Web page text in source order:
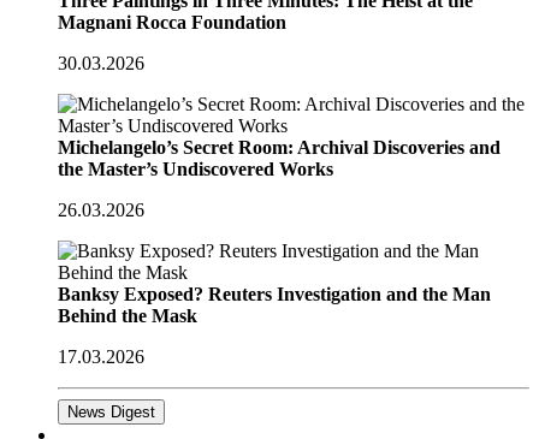
Magnani Rocca Foundation
30.03.2026
Michelangelo’s Secret Room: Archival Discoveries and
the Master’s Undiscovered Works
26.03.2026
Banksy Exposed? Reuters Investigation and the Man
Behind the Mask
17.03.2026
News Digest